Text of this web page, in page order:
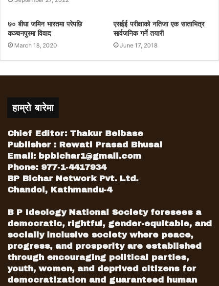
७० बीघा जमिन भारतमा परेपछि
कञ्चनपुरमा विवाद
March 18, 2020
एसईई परीक्षाको नतिजा एक साताभित्र
सार्वजनिक गर्ने तयारी
June 17, 2018
हाम्रो बारेमा
Chief Editor: Thakur Belbase
Publisher : Rewati Prasad Bhusal
Email: bpbichar1@gmail.com
Phone: 977-1-4417934
BP Bichar Network Pvt. Ltd.
Chandol, Kathmandu-4
B P Ideology National Society foresees a
democratic, rightful, gender-equitable, and
socially inclusive society where peace,
progress, and prosperity are established
through encouraging political parties,
youth, women, and deprived citizens for
democratization and guaranteed human